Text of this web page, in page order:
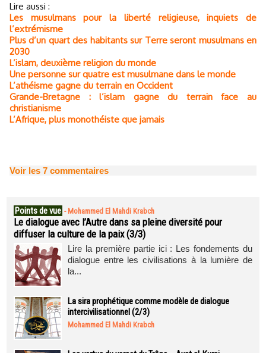
Lire aussi :
Les musulmans pour la liberté religieuse, inquiets de
l’extrémisme
Plus d’un quart des habitants sur Terre seront musulmans en
2030
L’islam, deuxième religion du monde
Une personne sur quatre est musulmane dans le monde
L’athéisme gagne du terrain en Occident
Grande-Bretagne : l’islam gagne du terrain face au
christianisme
L’Afrique, plus monothéiste que jamais
Voir les 7 commentaires
Points de vue - Mohammed El Mahdi Krabch
Le dialogue avec l’Autre dans sa pleine diversité pour
diffuser la culture de la paix (3/3)
Lire la première partie ici : Les fondements du
dialogue entre les civilisations à la lumière de
la...
La sira prophétique comme modèle de dialogue
intercivilisationnel (2/3)
Mohammed El Mahdi Krabch